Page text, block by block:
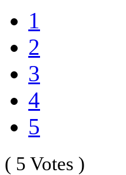
1
2
3
4
5
( 5 Votes )